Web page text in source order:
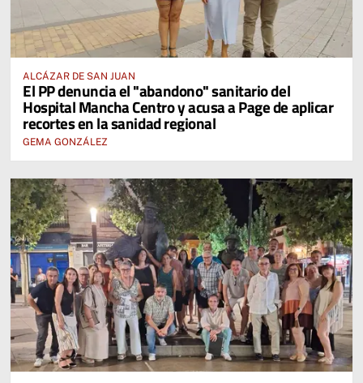
ALCÁZAR DE SAN JUAN
El PP denuncia el "abandono" sanitario del
Hospital Mancha Centro y acusa a Page de aplicar
recortes en la sanidad regional
GEMA GONZÁLEZ